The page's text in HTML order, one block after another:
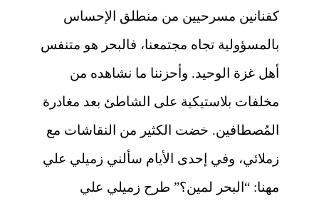
كفنانين مسرحيين من منطلق الإحساس
بالمسؤولية تجاه مجتمعنا، فالبحر هو متنفس
أهل غزة الوحيد. وأحزننا ما نشاهده من
مخلفات بلاستيكية على الشاطئ بعد مغادرة
المُصطافين. خضت الكثير من النقاشات مع
زملائي، وفي إحدى الأيام سألني زميلي علي
مهنا: “البحر لمين؟” طرح زميلي علي